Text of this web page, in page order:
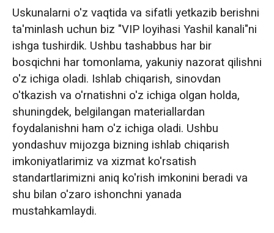
Uskunalarni o'z vaqtida va sifatli yetkazib berishni
ta'minlash uchun biz "VIP loyihasi Yashil kanali"ni
ishga tushirdik. Ushbu tashabbus har bir
bosqichni har tomonlama, yakuniy nazorat qilishni
o'z ichiga oladi. Ishlab chiqarish, sinovdan
o'tkazish va o'rnatishni o'z ichiga olgan holda,
shuningdek, belgilangan materiallardan
foydalanishni ham o'z ichiga oladi. Ushbu
yondashuv mijozga bizning ishlab chiqarish
imkoniyatlarimiz va xizmat ko'rsatish
standartlarimizni aniq ko'rish imkonini beradi va
shu bilan o'zaro ishonchni yanada
mustahkamlaydi.